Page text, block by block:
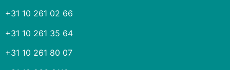
+31 10 261 02 66
+31 10 261 35 64
+31 10 261 80 07